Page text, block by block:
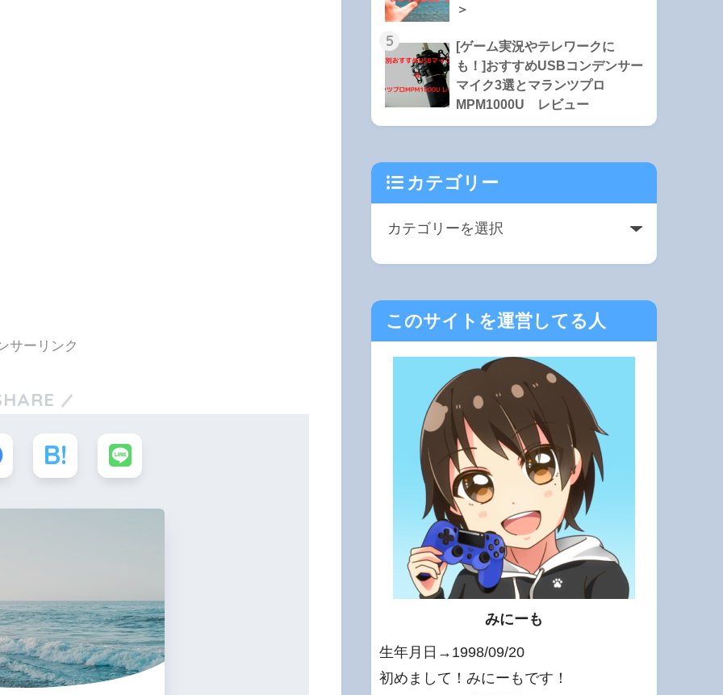
サーリンク
＞
5
[ゲーム実況やテレワークに
も！]おすすめUSBコンデンサー
マイク3選とマランツプロ
MPM1000U レビュー
カテゴリー
このサイトを運営してる人
みにーも
生年月日→1998/09/20
初めまして！みにーもです！